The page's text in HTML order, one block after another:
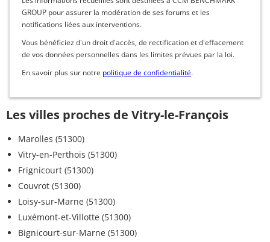
GROUP pour assurer la modération de ses forums et les
notifications liées aux interventions.
Vous bénéficiez d'un droit d'accès, de rectification et d'effacement
de vos données personnelles dans les limites prévues par la loi.
En savoir plus sur notre politique de confidentialité.
Les villes proches de Vitry-le-François
Marolles (51300)
Vitry-en-Perthois (51300)
Frignicourt (51300)
Couvrot (51300)
Loisy-sur-Marne (51300)
Luxémont-et-Villotte (51300)
Bignicourt-sur-Marne (51300)